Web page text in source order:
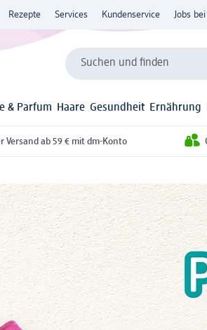
Rezepte Services Kundenservice Jobs
Suchen und finden
& Parfum Haare Gesundheit Ernährung
Versand ab 59 € mit dm-Konto